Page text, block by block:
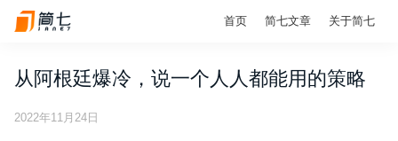
首页 简七文章 关于简七
从阿根廷爆冷，说一个人人都能用的策略
2022年11月24日